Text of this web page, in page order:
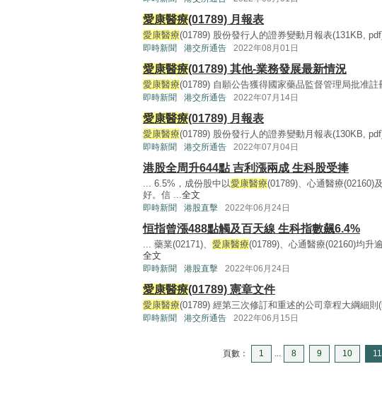
愛康醫療(01789) 月報表
愛康醫療(01789) 股份發行人的證券變動月報表(131KB,
即時新聞 港交所通告 2022年08月01日
愛康醫療(01789) 其他-業務發展最新情況
愛康醫療(01789) 自願公告獲得國家藥品監督管理局批准
即時新聞 港交所通告 2022年07月14日
愛康醫療(01789) 月報表
愛康醫療(01789) 股份發行人的證券變動月報表(130KB,
即時新聞 港交所通告 2022年07月04日
港股全周升644點 吉利漲兩成 生科股受捧
... 6.5%，成份股中以愛康醫療(01789)、心通醫療(02160)
好。信 ...全文
即時新聞 港股直擊 2022年06月24日
恒指曾漲488點觸及百天線 生科指數飆6.4%
... 藥業(02171)、 愛康醫療(01789)、心通醫療(02160)均升
全文
即時新聞 港股直擊 2022年06月24日
愛康醫療(01789) 憲章文件
愛康醫療(01789) 經第三次修訂和重述的公司章程大綱細則
即時新聞 港交所通告 2022年06月15日
頁數： 1 ... 8 9 10 11